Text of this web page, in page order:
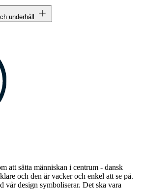
underhåll
att sätta människan i centrum - dansk
och den är vacker och enkel att se på.
vår design symboliserar. Det ska vara